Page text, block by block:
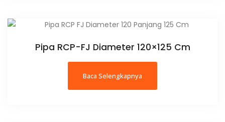
Pipa RCP-FJ Diameter 120×125 Cm
Baca Selengkapnya